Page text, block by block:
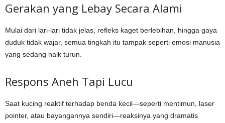
Gerakan yang Lebay Secara Alami
Mulai dari lari-lari tidak jelas, refleks kaget berlebihan, hingga gaya
duduk tidak wajar, semua tingkah itu tampak seperti emosi manusia
yang sedang naik turun.
Respons Aneh Tapi Lucu
Saat kucing reaktif terhadap benda kecil—seperti mentimun, laser
pointer, atau bayangannya sendiri—reaksinya yang dramatis